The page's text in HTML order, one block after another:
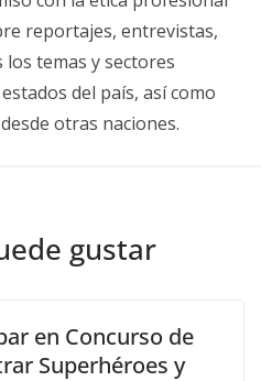
reportajes, entrevistas,
temas y sectores
del país, así como
otras naciones.
gustar
en Concurso de
Superhéroes y